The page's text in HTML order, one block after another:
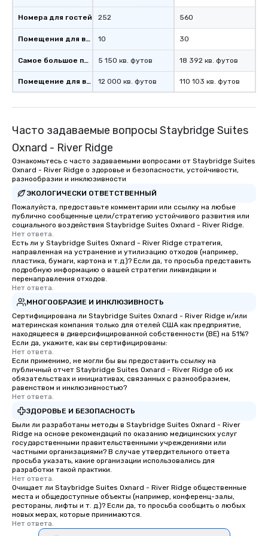
For added ease, we can even arrange
transportation pick-up and drop-off,
as well as an event photographer. And
for groups that desire an extra luxe
experience, we can also arrange for
to gather and dine that few have
remember. Our one-of-a-kind tours
are special, from the first stop to the
last. It’s an experience that attendees
will reminisce about long after they
One of the best reasons to book is the
convenient and efficient way the
experience is designed. All
restaurants are within an easy
walking distance of each other. The
short stroll allows your group
members a chance to engage in prime
networking opportunities before
heading to the next place on your tour
itinerary. You Get a Dinner and a Show
Our tours offer an exquisite feast plus
entertainment. All tours include a
knowledgeable, professional guide
who leads the group on a walking tour,
offering engaging tidbits and
interactive experiences are included
along the way exclusively to our tours,
ensuring there is never a dull moment.
Different Types of Cuisine Our
experiences offer the ability to enjoy
several renowned restaurants in one
convenient outing, including ones you
and your guests might not have
discovered otherwise on your own or
at a typical corporate dinner. We offer
Номера для гостей
Помещения для встреч
Самое большое помещение
Помещение для встречи
252
10
5 150 кв. футов
12 000 кв. футов
560
30
18 392 кв. футов
110 103 кв. футов
Часто задаваемые вопросы Staybridge Suites
Oxnard - River Ridge
Ознакомьтесь с часто задаваемыми вопросами от Staybridge Suites
Oxnard - River Ridge о здоровье и безопасности, устойчивости,
разнообразии и инклюзивности
ЭКОЛОГИЧЕСКИ ОТВЕТСТВЕННЫЙ
Пожалуйста, предоставьте комментарии или ссылку на любые
публично сообщенные цели/стратегию устойчивого развития или
социального воздействия Staybridge Suites Oxnard - River Ridge.
Нет ответа.
Есть ли у Staybridge Suites Oxnard - River Ridge стратегия,
направленная на устранение и утилизацию отходов (например,
пластика, бумаги, картона и т.д.)? Если да, то просьба представить
подробную информацию о вашей стратегии ликвидации и
перенаправления отходов.
Нет ответа.
МНОГООБРАЗИЕ И ИНКЛЮЗИВНОСТЬ
Сертифицирована ли Staybridge Suites Oxnard - River Ridge и/или
материнская компания только для отелей США как предприятие,
находящееся в диверсифицированной собственности (BE) на 51%?
Если да, укажите, как вы сертифицированы:
Нет ответа.
Если применимо, не могли бы вы предоставить ссылку на
публичный отчет Staybridge Suites Oxnard - River Ridge об их
обязательствах и инициативах, связанных с разнообразием,
равенством и инклюзивностью?
Нет ответа.
ЗДОРОВЬЕ И БЕЗОПАСНОСТЬ
Были ли разработаны методы в Staybridge Suites Oxnard - River
Ridge на основе рекомендаций по оказанию медицинских услуг
государственными правительственными учреждениями или
частными организациями? В случае утвердительного ответа
просьба указать, какие организации использовались для
разработки такой практики.
Нет ответа.
Очищает ли Staybridge Suites Oxnard - River Ridge общественные
места и общедоступные объекты (например, конференц-залы,
рестораны, лифты и т. д.)? Если да, то просьба сообщить о любых
новых мерах, которые принимаются.
Нет ответа.